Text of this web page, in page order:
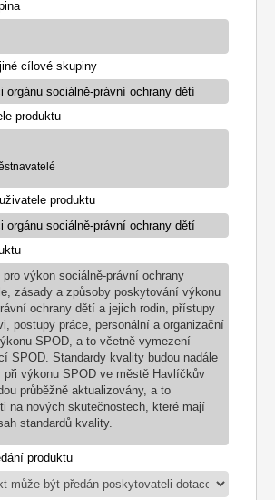
cílové skupiny
produktu
produktu
pro výkon sociálně-právní ochrany
zásady a způsoby poskytování výkonu
ochrany dětí a jejich rodin, přístupy
postupy práce, personální a organizační
SPOD, a to včetně vymezení
SPOD. Standardy kvality budou nadále
při výkonu SPOD ve městě Havlíčkův
průběžně aktualizovány, a to
na nových skutečnostech, které mají
standardů kvality.
produktu